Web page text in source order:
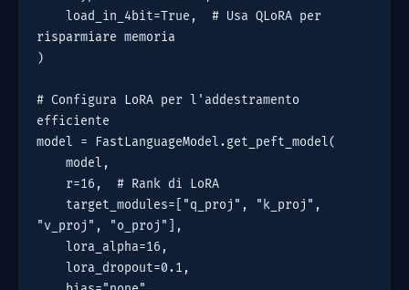
risparmiare memoria
)
# Configura LoRA per l'addestramento
efficiente
model = FastLanguageModel.get_peft_model(
    model,
    r=16,  # Rank di LoRA
"v_proj", "o_proj"],
    lora_alpha=16,
    lora_dropout=0.1,